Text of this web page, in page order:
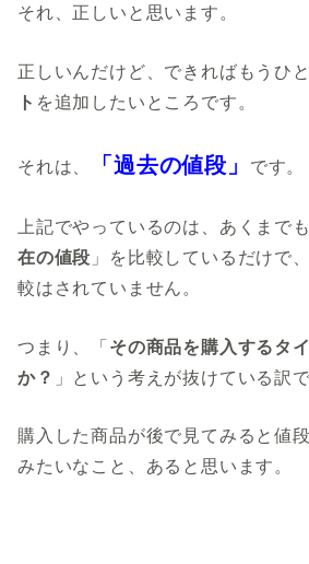
それ、正しいと思います。
正しいんだけど、できればもうひ
ト を追加したいところです。
それは、 「過去の値段」 です。
上記でやっているのは、あくまでも
在の値段 」を比較しているだけで
較はされていません。
つまり、「 その商品を購入するタ
か？ 」という考えが抜けている訳で
購入した商品が後で見てみると値
みたいなこと、あると思います。